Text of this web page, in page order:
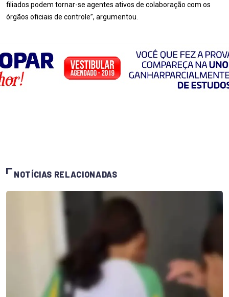
filiados podem tornar-se agentes ativos de colaboração com os
órgãos oficiais de controle”, argumentou.
NOTÍCIAS RELACIONADAS